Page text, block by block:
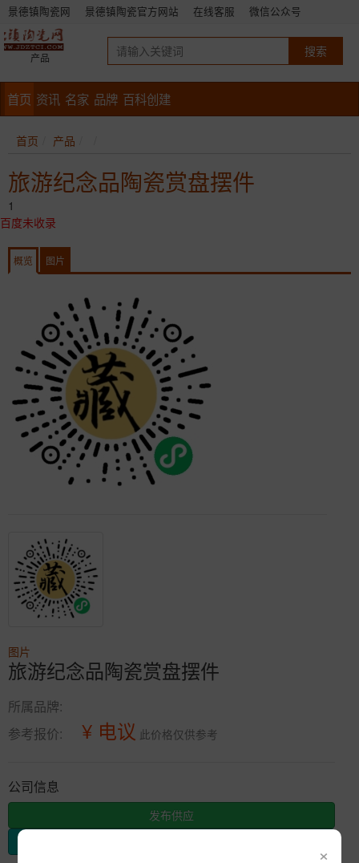
×
景德镇陶瓷网 景德镇陶瓷官方网站 在线客服 微信公众号
产品
首页 资讯 名家 品牌 百科创建
首页 产品
旅游纪念品陶瓷赏盘摆件
1
百度未收录
概览 图片
图片
旅游纪念品陶瓷赏盘摆件
所属品牌:
参考报价:
¥ 电议 此价格仅供参考
公司信息
发布供应